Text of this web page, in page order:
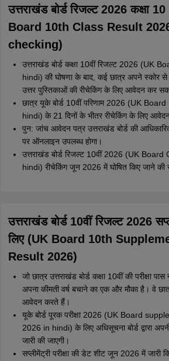
उत्तराखंड बोर्ड रिजल्ट 2026 कक्षा
Board 10th Class Result
checking)
उत्तराखंड बोर्ड कक्षा 10वीं रिजल्ट 2026 (UK
hindi) की घोषणा के बाद, कई छात्र अपने स्कोर से
उत्तर पुस्तिकाओं की रीचेकिंग के लिए आवेदन कर
छात्र यूके बोर्ड 10वीं परिणाम 2026 (UK
hindi) के 21 दिनों के भीतर रीचेकिंग के लिए
पुन: जांच आवेदन पत्र उत्तराखंड बोर्ड की
पर ऑनलाइन उपलब्ध होगा।
उत्तराखंड बोर्ड रिजल्ट 10वीं 2026 (UK
hindi) रीचेकिंग जून 2026 में घोषित किए जाने की
उत्तराखंड बोर्ड 10वीं रिजल्ट 2026
लिए (UK Board 10th
Result 2026)
जो छात्र उत्तराखंड बोर्ड कक्षा 10वीं की परीक्षा
अपना कीमती वर्ष बचाने का एक और मौका है। वे
आवेदन करते हैं।
यूके बोर्ड पूरक परीक्षा 2026 (UK Board
2026 in hindi) के लिए अधिसूचना बोर्ड द्वारा
जारी की जाएगी।
सप्लीमेंट्री परीक्षा की डेट शीट जून 2026 में जारी